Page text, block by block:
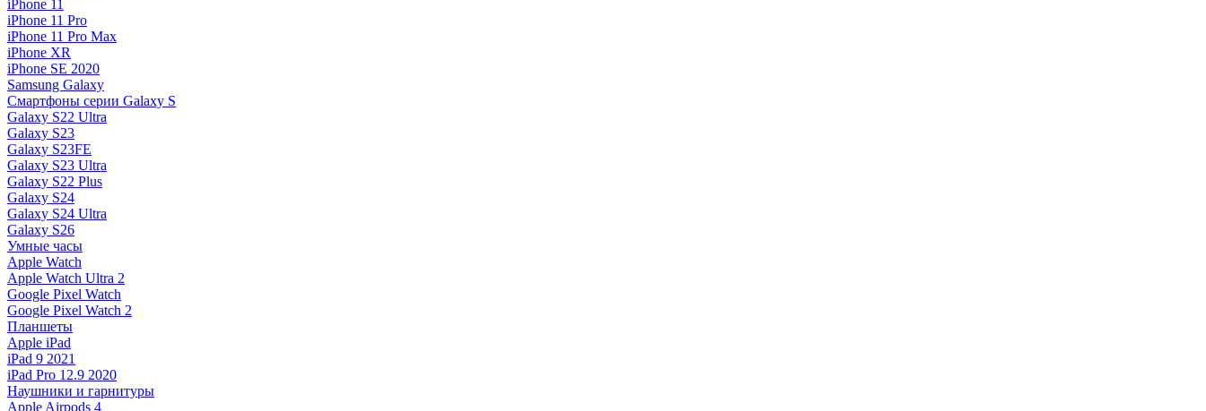
iPhone 11
iPhone 11 Pro
iPhone 11 Pro Max
iPhone XR
iPhone SE 2020
Samsung Galaxy
Смартфоны серии Galaxy S
Galaxy S22 Ultra
Galaxy S23
Galaxy S23FE
Galaxy S23 Ultra
Galaxy S22 Plus
Galaxy S24
Galaxy S24 Ultra
Galaxy S26
Умные часы
Apple Watch
Apple Watch Ultra 2
Google Pixel Watch
Google Pixel Watch 2
Планшеты
Apple iPad
iPad 9 2021
iPad Pro 12.9 2020
Наушники и гарнитуры
Apple Airpods 4